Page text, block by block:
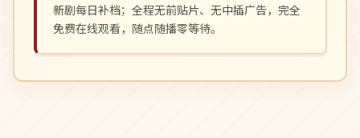
新剧每日补档；全程无前贴片、无中插广告，完全
免费在线观看，随点随播零等待。